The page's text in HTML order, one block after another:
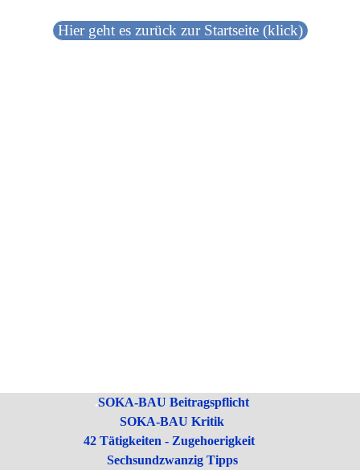
Hier geht es zurück zur Startseite (klick)
.SOKA-BAU Beitragspflicht
SOKA-BAU Kritik
42 Tätigkeiten - Zugehoerigkeit
Sechsundzwanzig Tipps